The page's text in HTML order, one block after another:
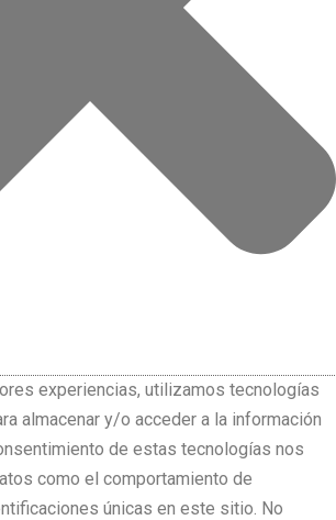
experiencias, utilizamos tecnologías
almacenar y/o acceder a la información
de estas tecnologías nos
como el comportamiento de
únicas en este sitio. No